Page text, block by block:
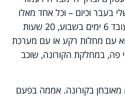
בעבר וכיום – וכל אחד מאלו
אני אדם שעובד 6 ימים בשבוע, 20 שעות
עם מחלות רקע או עם מערכת
פה, במחלקת הקורונה, שוכב
מאובחן בקורונה. אממה בפעם